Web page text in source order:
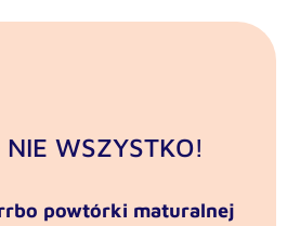
NIE WSZYSTKO!
powtórki maturalnej